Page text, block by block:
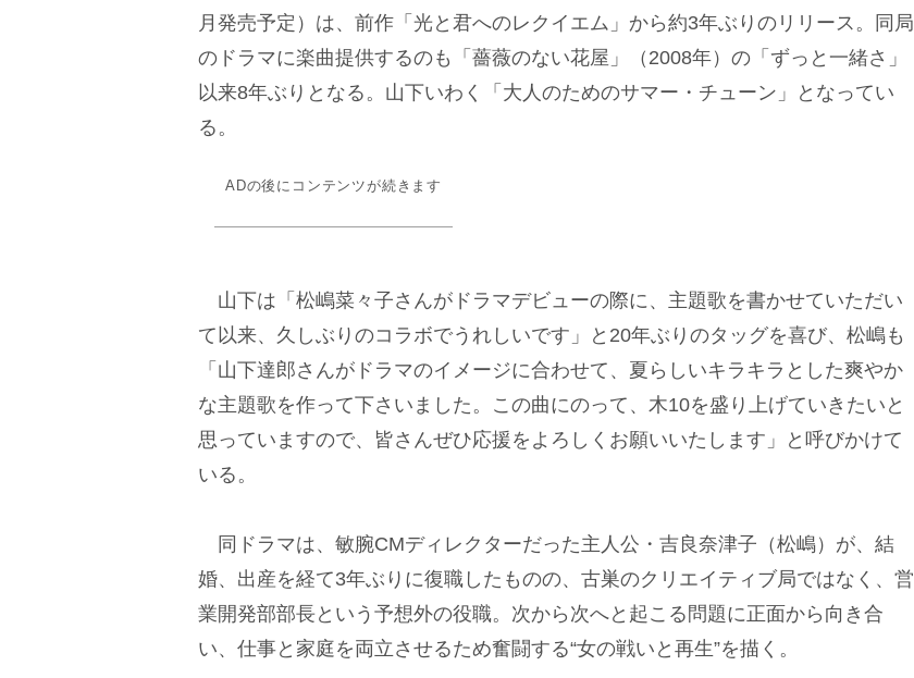
月発売予定）は、前作「光と君へのレクイエム」から約3年ぶりのリリース。同局
のドラマに楽曲提供するのも「薔薇のない花屋」（2008年）の「ずっと一緒さ」
以来8年ぶりとなる。山下いわく「大人のためのサマー・チューン」となってい
る。
ADの後にコンテンツが続きます
山下は「松嶋菜々子さんがドラマデビューの際に、主題歌を書かせていただい
て以来、久しぶりのコラボでうれしいです」と20年ぶりのタッグを喜び、松嶋も
「山下達郎さんがドラマのイメージに合わせて、夏らしいキラキラとした爽やか
な主題歌を作って下さいました。この曲にのって、木10を盛り上げていきたいと
思っていますので、皆さんぜひ応援をよろしくお願いいたします」と呼びかけて
いる。
同ドラマは、敏腕CMディレクターだった主人公・吉良奈津子（松嶋）が、結
婚、出産を経て3年ぶりに復職したものの、古巣のクリエイティブ局ではなく、営
業開発部部長という予想外の役職。次から次へと起こる問題に正面から向き合
い、仕事と家庭を両立させるため奮闘する“女の戦いと再生”を描く。